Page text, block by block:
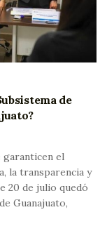
de
garanticen el
la transparencia y
20 de julio quedó
Guanajuato,